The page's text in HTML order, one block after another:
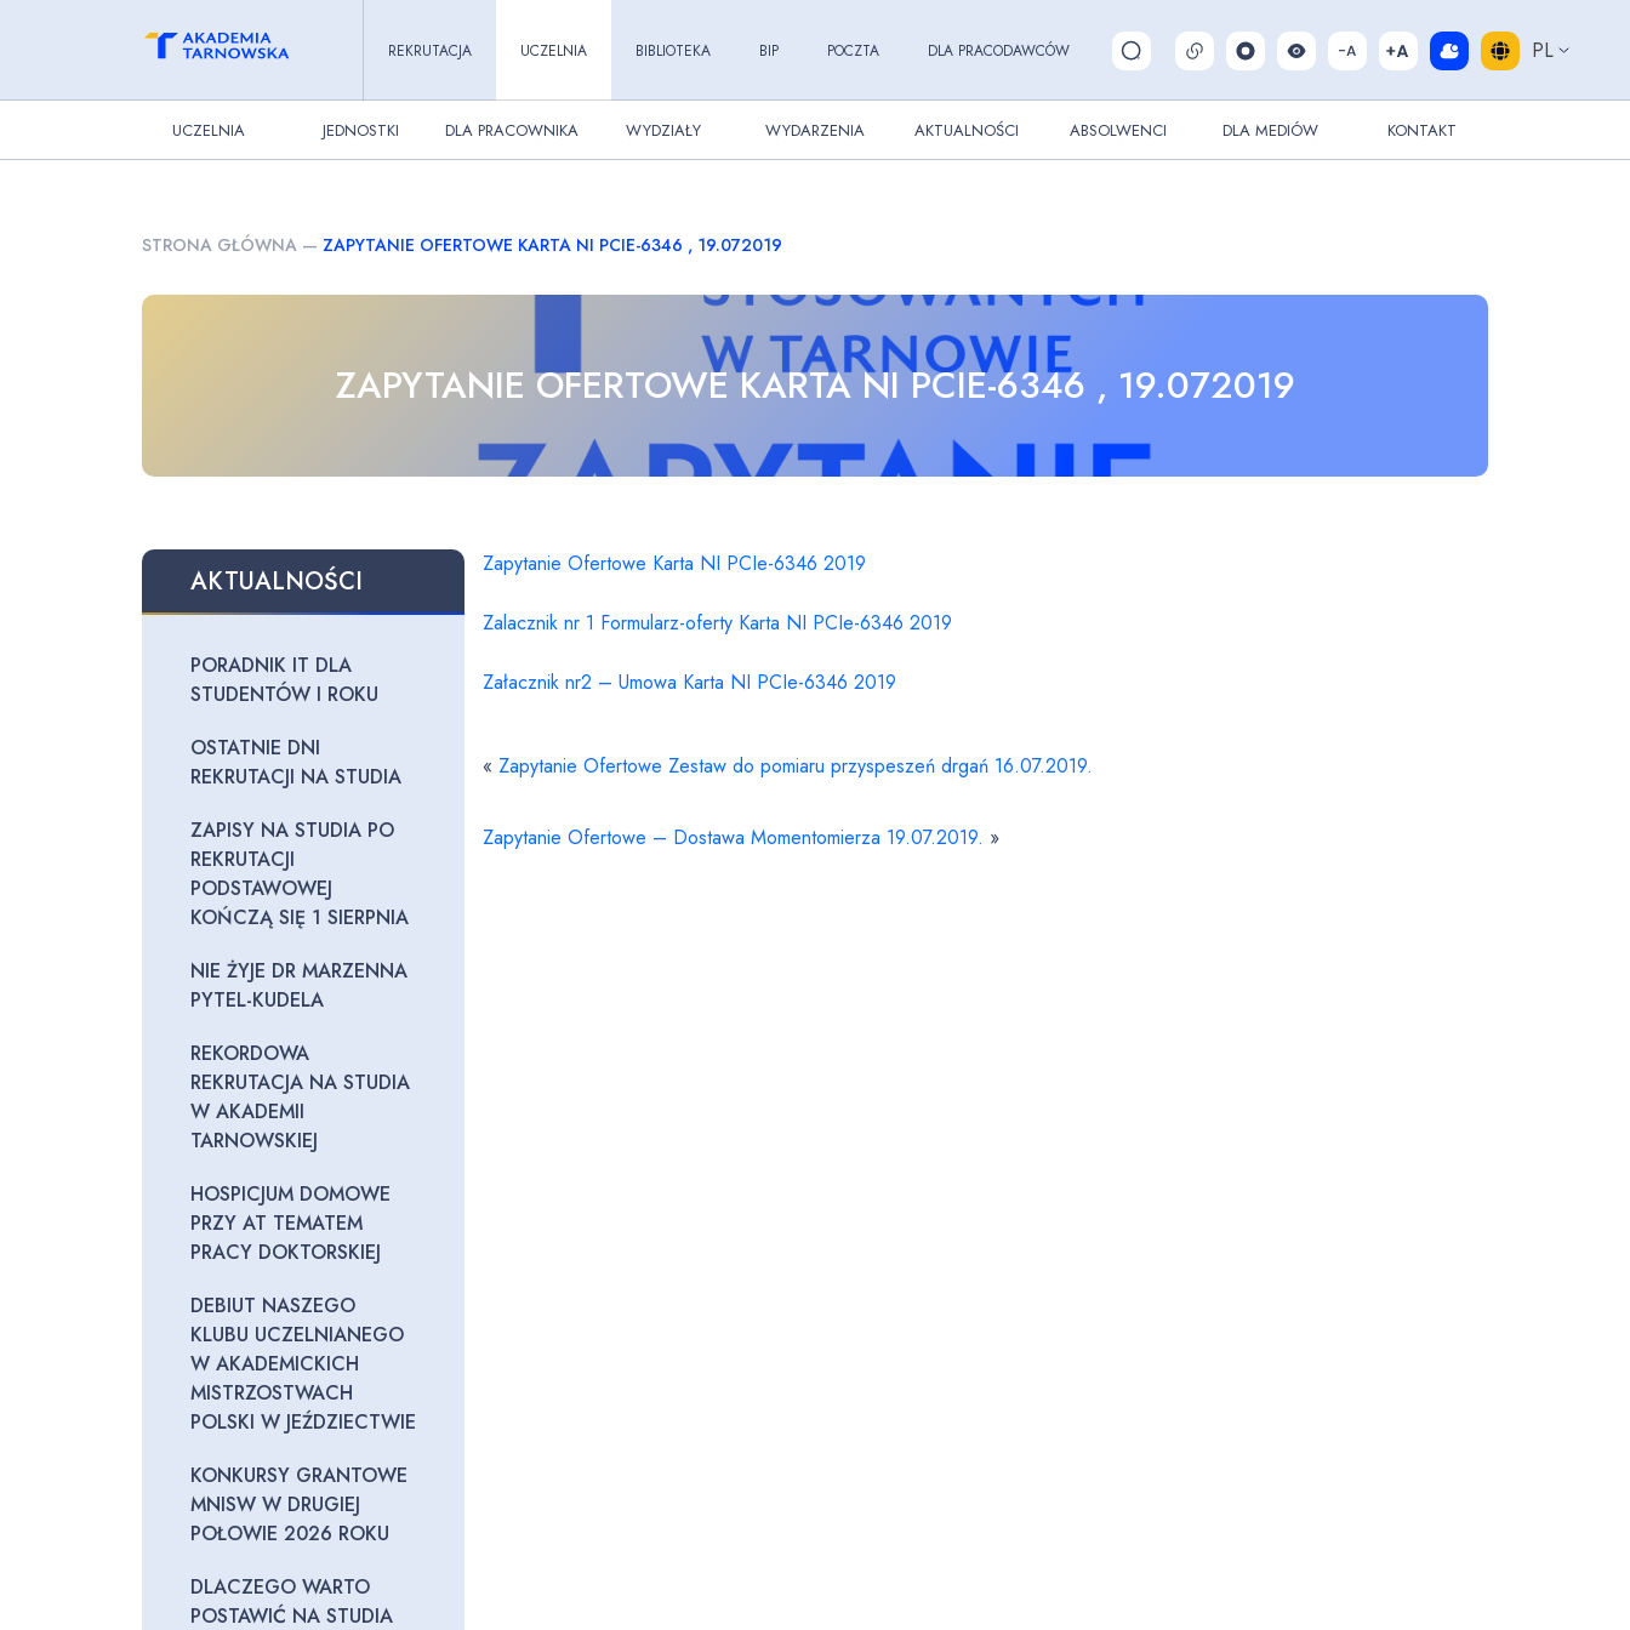
REKRUTACJA UCZELNIA BIBLIOTEKA BIP POCZTA DLA PRACODAWCÓW Pokaż/ukryj wyszukiwarkę PL
UCZELNIA JEDNOSTKI DLA PRACOWNIKA WYDZIAŁY WYDARZENIA AKTUALNOŚCI ABSOLWENCI DLA MEDIÓW KONTAKT
STRONA GŁÓWNA — ZAPYTANIE OFERTOWE KARTA NI PCIE-6346 , 19.072019
ZAPYTANIE OFERTOWE KARTA NI PCIE-6346 , 19.072019
AKTUALNOŚCI
PORADNIK IT DLA
STUDENTÓW I ROKU
OSTATNIE DNI
REKRUTACJI NA STUDIA
ZAPISY NA STUDIA PO
REKRUTACJI
PODSTAWOWEJ
KOŃCZĄ SIĘ 1 SIERPNIA
NIE ŻYJE DR MARZENNA
PYTEL-KUDELA
REKORDOWA
REKRUTACJA NA STUDIA
W AKADEMII
TARNOWSKIEJ
HOSPICJUM DOMOWE
PRZY AT TEMATEM
PRACY DOKTORSKIEJ
DEBIUT NASZEGO
KLUBU UCZELNIANEGO
W AKADEMICKICH
MISTRZOSTWACH
POLSKI W JEŹDZIECTWIE
KONKURSY GRANTOWE
MNISW W DRUGIEJ
POŁOWIE 2026 ROKU
DLACZEGO WARTO
POSTAWIĆ NA STUDIA
Zapytanie Ofertowe Karta NI PCIe-6346 2019
Zalacznik nr 1 Formularz-oferty Karta NI PCIe-6346 2019
Załacznik nr2 – Umowa Karta NI PCIe-6346 2019
«Zapytanie Ofertowe Zestaw do pomiaru przyspeszeń drgań 16.07.2019.
Zapytanie Ofertowe – Dostawa Momentomierza 19.07.2019. »